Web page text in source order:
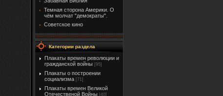
Темная сторона Америки. О
чём молчат "демократы".
Советское кино
Категории раздела
Плакаты времен революции и
гражданской войны [95]
Плакаты о построении
социализма [71]
Плакаты времен Великой
Отечественой Войны [40]